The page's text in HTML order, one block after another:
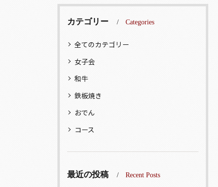
カテゴリー Categories
全てのカテゴリー
女子会
和牛
鉄板焼き
おでん
コース
最近の投稿 Recent Posts